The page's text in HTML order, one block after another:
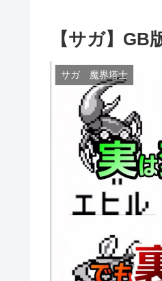
【サガ】
サガ 魔界塔士